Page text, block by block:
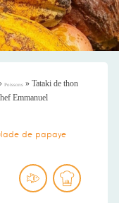
Poissons » Tataki de thon
Emmanuel
de papaye